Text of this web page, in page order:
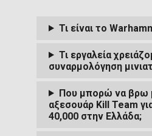
Τι είναι το
Τι εργαλεία
συναρμολόγηση
Που μπορώ να βρω
αξεσουάρ Kill Team
40,000 στην Ελλάδα;